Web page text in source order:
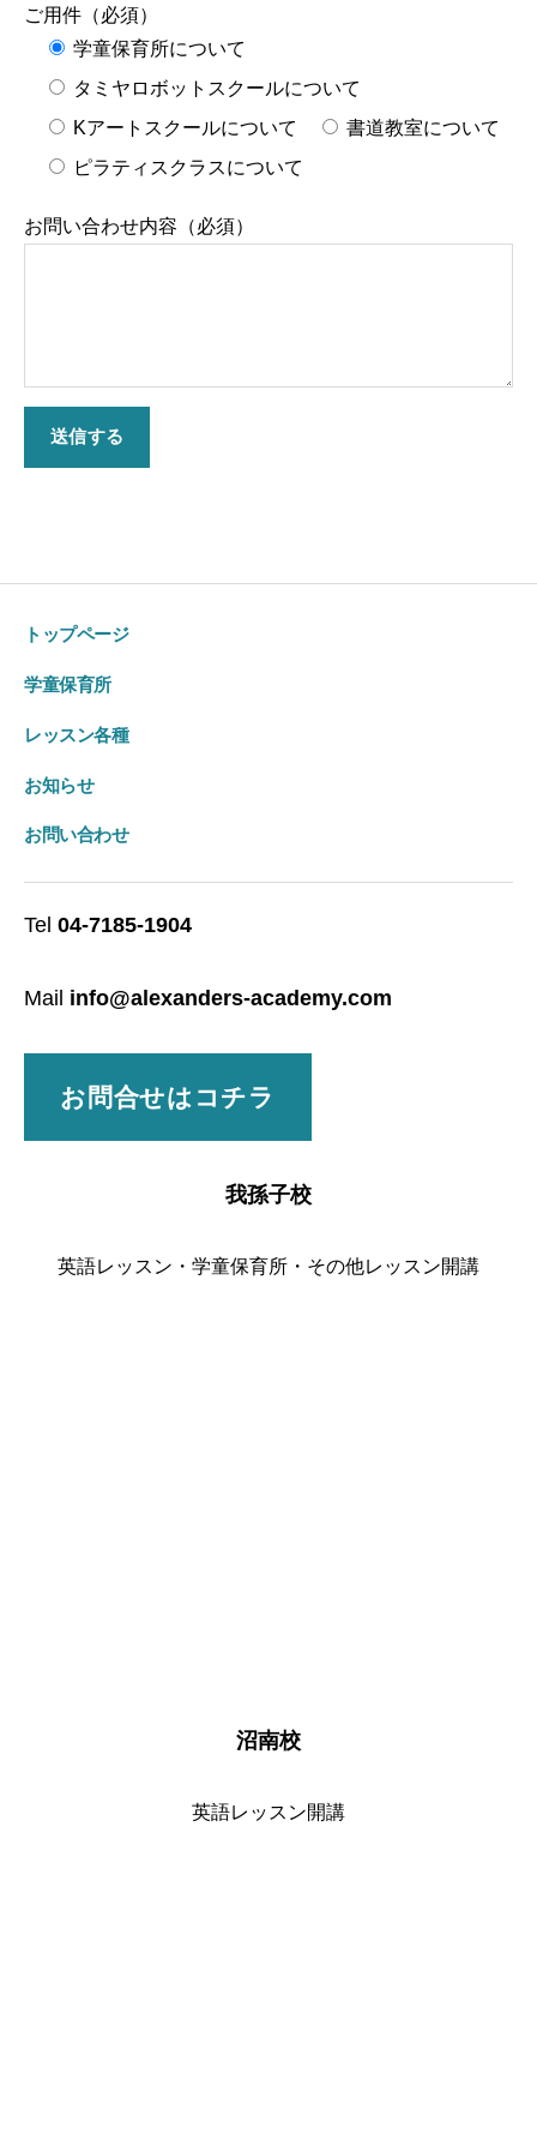
ご用件（必須）
学童保育所について
タミヤロボットスクールについて
Kアートスクールについて
書道教室について
ピラティスクラスについて
お問い合わせ内容（必須）
トップページ
学童保育所
レッスン各種
お知らせ
お問い合わせ
Tel 04-7185-1904
Mail info@alexanders-academy.com
お問合せはコチラ
我孫子校
英語レッスン・学童保育所・その他レッスン開講
沼南校
英語レッスン開講